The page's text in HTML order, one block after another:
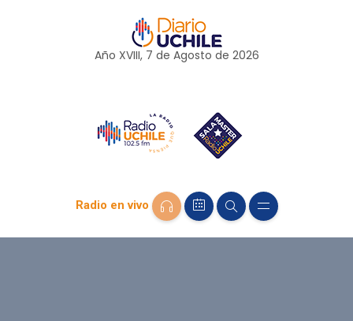
Año XVIII, 7 de Agosto de 2026
Radio en vivo